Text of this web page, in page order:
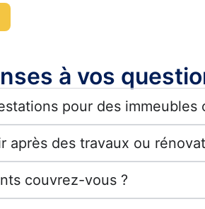
à vos
pour des immeubles
après des travaux ou
couvrez-vous ?